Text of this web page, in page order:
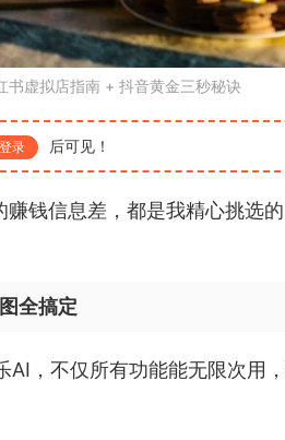
书虚拟店指南 + 抖音黄金三秒秘诀
登录 后可见！
钱信息差，都是我精心挑选
全搞定
，不仅所有功能能无限次用